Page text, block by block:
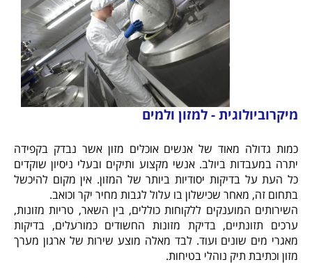
מיקרוביולוגית - למזון ולמים
כמות גדולה מאוד של אנשים אוכלים מזון אשר נבדק בקפידה
יתרה במעבדות ביולב. אנשי מקצוע ותיקים ובעלי ניסיון שוקדים
כל העת על בדיקות יסודיות ביותר של המזון. אין מקום להיכשל
בתחום זה, מאחר שכישלון בו עלול לגבות מחיר יקר וכואב.
השירותים המוענקים ללקוחות כוללים, בין השאר, טריות מזונות,
ערכים תזונתיים, בדיקת מזונות החשודים כמורעלים, בדיקות
מאגרי מים שונים ועוד. לבד מאלה מוצע שירות של ארגון מערך
מזון וכתיבת תיק נוהלי בטיחות.